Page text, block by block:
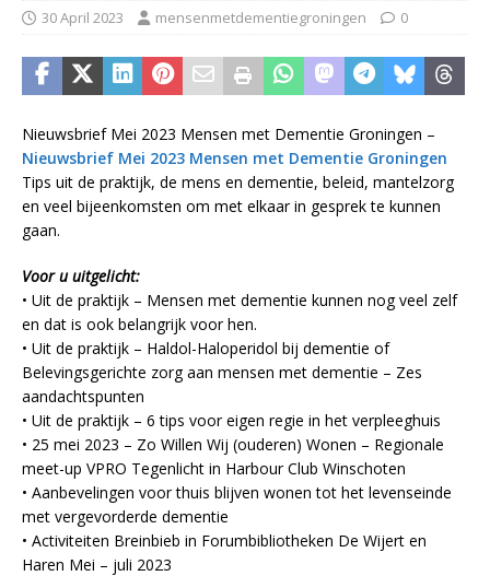
30 April 2023 mensenmetdementiegroningen 0
Nieuwsbrief Mei 2023 Mensen met Dementie Groningen –
Nieuwsbrief Mei 2023 Mensen met Dementie Groningen
Tips uit de praktijk, de mens en dementie, beleid, mantelzorg
en veel bijeenkomsten om met elkaar in gesprek te kunnen
gaan.
Voor u uitgelicht:
• Uit de praktijk – Mensen met dementie kunnen nog veel zelf
en dat is ook belangrijk voor hen.
• Uit de praktijk – Haldol-Haloperidol bij dementie of
Belevingsgerichte zorg aan mensen met dementie – Zes
aandachtspunten
• Uit de praktijk – 6 tips voor eigen regie in het verpleeghuis
• 25 mei 2023 – Zo Willen Wij (ouderen) Wonen – Regionale
meet-up VPRO Tegenlicht in Harbour Club Winschoten
• Aanbevelingen voor thuis blijven wonen tot het levenseinde
met vergevorderde dementie
• Activiteiten Breinbieb in Forumbibliotheken De Wijert en
Haren Mei – juli 2023